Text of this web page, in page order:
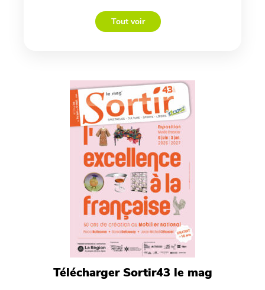
Tout voir
Télécharger Sortir43 le mag